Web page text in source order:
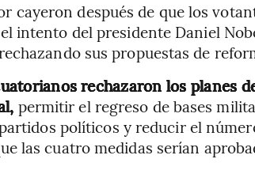
cayeron después de que los
intento del presidente Daniel
sus propuestas de
rechazaron los planes
permitir el regreso de bases
políticos y reducir el
las cuatro medidas serían